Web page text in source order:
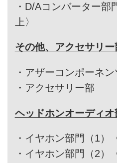
・ D/Aコンバーター部
上〉
その他、アクセサリー
・ アザーコンポーネン
・ アクセサリー部
ヘッドホンオーディオ
・ イヤホン部門（1）
・ イヤホン部門（2）